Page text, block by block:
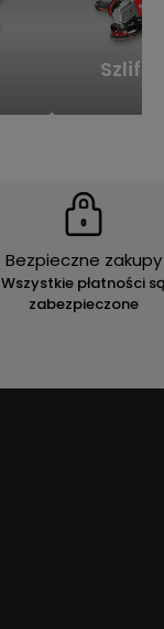
Bezpieczne zakupy
Wszystkie płatności
zabezpieczone